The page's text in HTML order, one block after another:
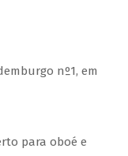
nº1, em
para oboé e